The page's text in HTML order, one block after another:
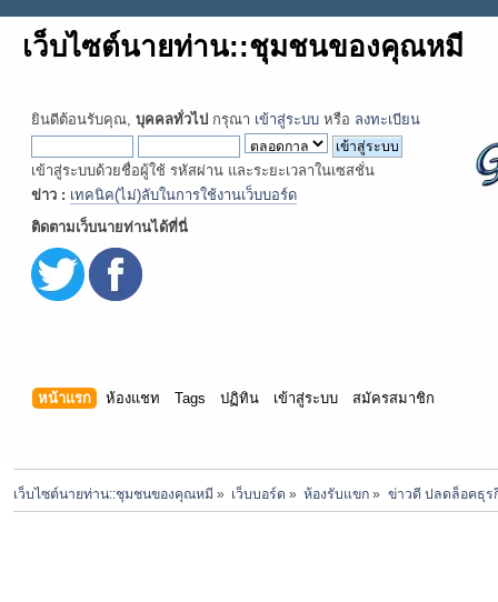
เว็บไซต์นายท่าน::ชุมชนของคุณหมี
ยินดีต้อนรับคุณ, บุคคลทั่วไป กรุณา เข้าสู่ระบบ หรือ ลงทะเบียน
เข้าสู่ระบบด้วยชื่อผู้ใช้ รหัสผ่าน และระยะเวลาในเซสชั่น
ข่าว : เทคนิค(ไม่)ลับในการใช้งานเว็บบอร์ด
ติดตามเว็บนายท่านได้ที่นี่
หน้าแรก ห้องแชท Tags ปฏิทิน เข้าสู่ระบบ สมัครสมาชิก
เว็บไซต์นายท่าน::ชุมชนของคุณหมี » เว็บบอร์ด » ห้องรับแขก » ข่าวดี ปลดล็อคธุร